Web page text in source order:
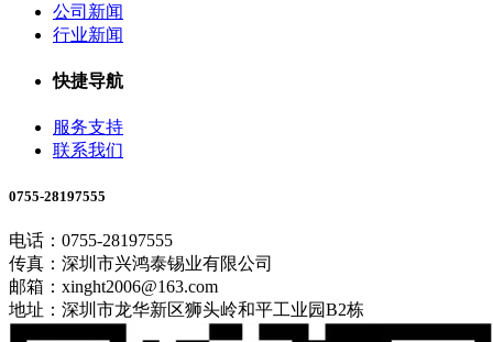
公司新闻
行业新闻
快捷导航
服务支持
联系我们
0755-28197555
电话：0755-28197555
传真：深圳市兴鸿泰锡业有限公司
邮箱：xinght2006@163.com
地址：深圳市龙华新区狮头岭和平工业园B2栋